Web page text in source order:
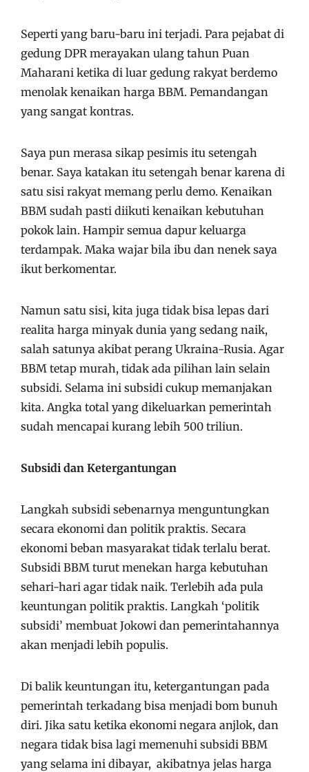
Seperti yang baru-baru ini terjadi. Para pejabat di
gedung DPR merayakan ulang tahun Puan
Maharani ketika di luar gedung rakyat berdemo
menolak kenaikan harga BBM. Pemandangan
yang sangat kontras.
Saya pun merasa sikap pesimis itu setengah
benar. Saya katakan itu setengah benar karena di
satu sisi rakyat memang perlu demo. Kenaikan
BBM sudah pasti diikuti kenaikan kebutuhan
pokok lain. Hampir semua dapur keluarga
terdampak. Maka wajar bila ibu dan nenek saya
ikut berkomentar.
Namun satu sisi, kita juga tidak bisa lepas dari
realita harga minyak dunia yang sedang naik,
salah satunya akibat perang Ukraina-Rusia. Agar
BBM tetap murah, tidak ada pilihan lain selain
subsidi. Selama ini subsidi cukup memanjakan
kita. Angka total yang dikeluarkan pemerintah
sudah mencapai kurang lebih 500 triliun.
Subsidi dan Ketergantungan
Langkah subsidi sebenarnya menguntungkan
secara ekonomi dan politik praktis. Secara
ekonomi beban masyarakat tidak terlalu berat.
Subsidi BBM turut menekan harga kebutuhan
sehari-hari agar tidak naik. Terlebih ada pula
keuntungan politik praktis. Langkah ‘politik
subsidi’ membuat Jokowi dan pemerintahannya
akan menjadi lebih populis.
Di balik keuntungan itu, ketergantungan pada
pemerintah terkadang bisa menjadi bom bunuh
diri. Jika satu ketika ekonomi negara anjlok, dan
negara tidak bisa lagi memenuhi subsidi BBM
yang selama ini dibayar, akibatnya jelas harga